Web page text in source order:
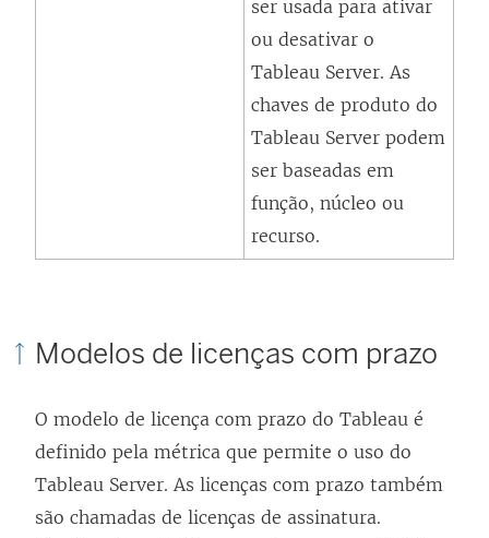
ser usada para ativar
ou desativar o
Tableau Server. As
chaves de produto do
Tableau Server podem
ser baseadas em
função, núcleo ou
recurso.
Modelos de licenças com prazo
O modelo de licença com prazo do Tableau é
definido pela métrica que permite o uso do
Tableau Server. As licenças com prazo também
são chamadas de licenças de assinatura.